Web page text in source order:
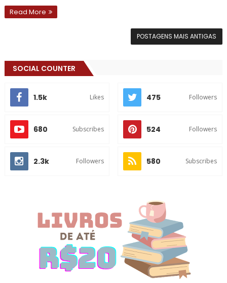
Read More
POSTAGENS MAIS ANTIGAS
SOCIAL COUNTER
1.5k Likes 475 Followers
680 Subscribes 524 Followers
2.3k Followers 580 Subscribes